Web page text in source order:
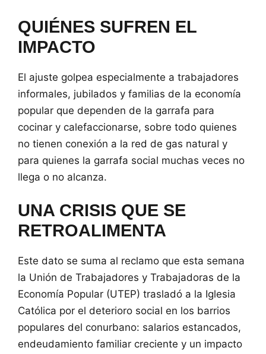
QUIÉNES SUFREN EL
IMPACTO
El ajuste golpea especialmente a trabajadores
informales, jubilados y familias de la economía
popular que dependen de la garrafa para
cocinar y calefaccionarse, sobre todo quienes
no tienen conexión a la red de gas natural y
para quienes la garrafa social muchas veces no
llega o no alcanza.
UNA CRISIS QUE SE
RETROALIMENTA
Este dato se suma al reclamo que esta semana
la Unión de Trabajadores y Trabajadoras de la
Economía Popular (UTEP) trasladó a la Iglesia
Católica por el deterioro social en los barrios
populares del conurbano: salarios estancados,
endeudamiento familiar creciente y un impacto